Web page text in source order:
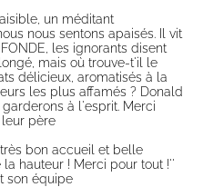
un méditant
nous sentons apaisés. Il vit
les ignorants disent
mais où trouve-t'il le
délicieux, aromatisés à la
les plus affamés ? Donald
à l'esprit. Merci
leur père
bon accueil et belle
hauteur ! Merci pour tout !''
son équipe